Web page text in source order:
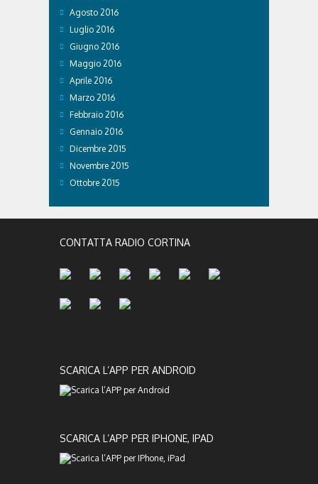
Agosto 2016
Luglio 2016
Giugno 2016
Maggio 2016
Aprile 2016
Marzo 2016
Febbraio 2016
Gennaio 2016
Dicembre 2015
Novembre 2015
Ottobre 2015
CONTATTA RADIO CORTINA
SCARICA L’APP PER ANDROID
SCARICA L’APP PER IPHONE, IPAD